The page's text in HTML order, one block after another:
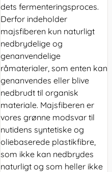
dets fermenteringsproces.
Derfor indeholder
majsfiberen kun naturligt
nedbrydelige og
genanvendelige
råmaterialer, som enten kan
genanvendes eller blive
nedbrudt til organisk
materiale. Majsfiberen er
vores grønne modsvar til
nutidens syntetiske og
oliebaserede plastikfibre,
som ikke kan nedbrydes
naturligt og som heller ikke